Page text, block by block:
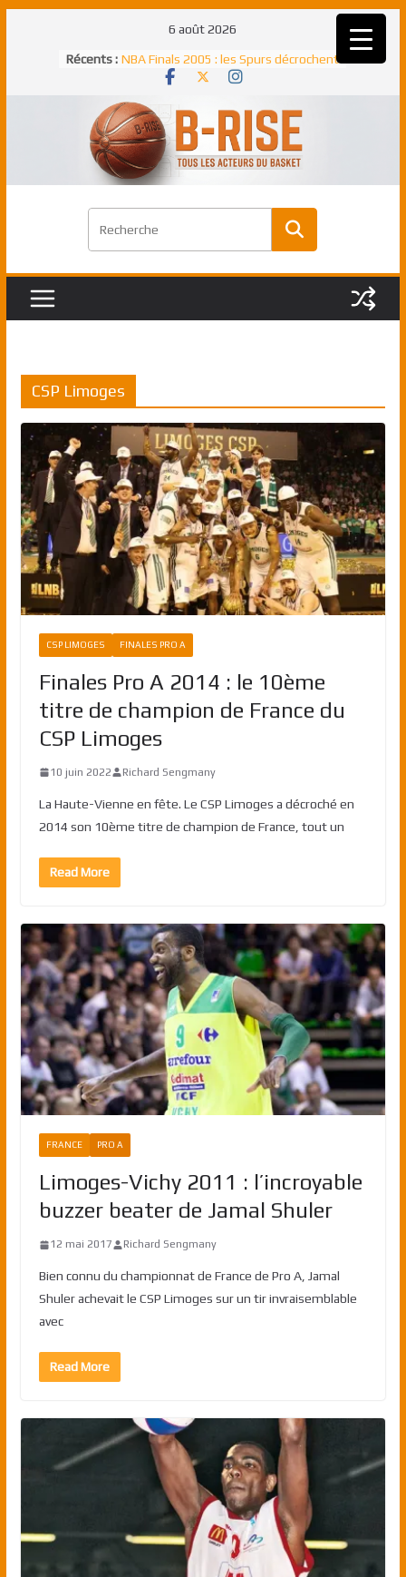
6 août 2026
Récents : NBA Finals 2005 : les Spurs décrochent
un troisième titre NBA, la rude bataille
NBA Finals 2021 : les Bucks et Giannis
Antetokounmpo triomphent, le Greek
Freek élu MVP
Shai Gilgeous-Alexander : son premier
match à plus de 40 points en NBA, le
Pau Gasol dans l’histoire en 2002 :
premier européen sacré Rookie de
Rudy Gobert, deuxième Français élu
CSP Limoges
CSP LIMOGES FINALES PRO A
Finales Pro A 2014 : le 10ème
titre de champion de France du
CSP Limoges
10 juin 2022 Richard Sengmany
La Haute-Vienne en fête. Le CSP Limoges a décroché en
2014 son 10ème titre de champion de France, tout un
Read More
FRANCE PRO A
Limoges-Vichy 2011 : l’incroyable
buzzer beater de Jamal Shuler
12 mai 2017 Richard Sengmany
Bien connu du championnat de France de Pro A, Jamal
Shuler achevait le CSP Limoges sur un tir invraisemblable
avec
Read More